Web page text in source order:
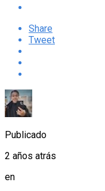
Share
Tweet
Publicado
2 años atrás
en